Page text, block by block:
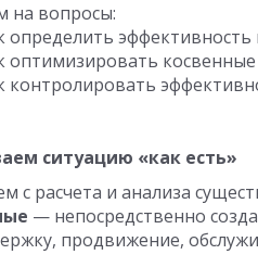
на вопросы:
определить
оптимизировать косвенные
контролировать
ситуацию «как есть»
с расчета и анализа
— непосредственно
продвижение,